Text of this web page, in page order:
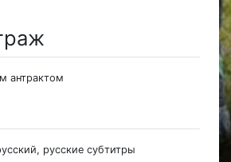
антрактом
русские субтитры